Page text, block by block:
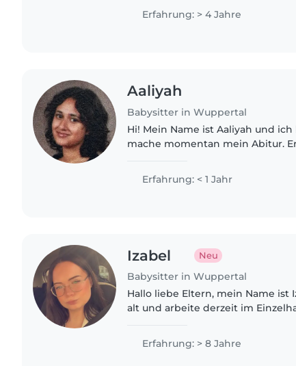
Grundschulkindern. Ich habe..
Erfahrung: > 4 Jahre
Aaliyah
Babysitter in Wuppertal
Hi! Mein Name ist Aaliyah und ich
mache momentan mein Abitur.
Erfahrung: < 1 Jahr
Izabel Neu
Babysitter in Wuppertal
Hallo liebe Eltern, mein Name ist Izabel, ich bin 23 Jahre
alt und arbeite derzeit im
daher sowohl..
Erfahrung: > 8 Jahre